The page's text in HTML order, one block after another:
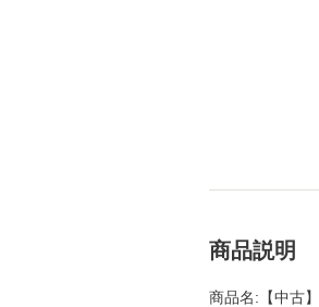
商品説明
商品名:【中古